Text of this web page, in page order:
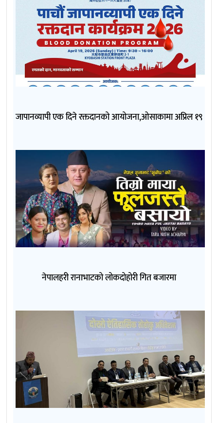
जापानव्यापी एक दिने रक्तदानको आयोजना,ओसाकामा अप्रिल १९
नेपालहरी रानाभाटको लोकदोहोरी गित बजारमा